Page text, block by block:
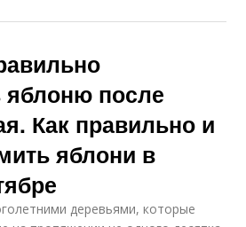
яблоню после
Как правильно и
яблони в
деревьями, которые